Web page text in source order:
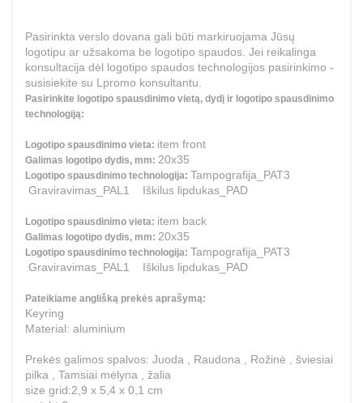
Pasirinkta verslo dovana gali būti markiruojama Jūsų
logotipu ar užsakoma be logotipo spaudos. Jei reikalinga
konsultacija dėl logotipo spaudos technologijos pasirinkimo -
susisiekite su Lpromo konsultantu.
Pasirinkite logotipo spausdinimo vietą, dydį ir logotipo spausdinimo
technologiją:
Logotipo spausdinimo vieta: item front
Galimas logotipo dydis, mm: 20x35
Logotipo spausdinimo technologija: Tampografija_PAT3
Graviravimas_PAL1 Iškilus lipdukas_PAD
Logotipo spausdinimo vieta: item back
Galimas logotipo dydis, mm: 20x35
Logotipo spausdinimo technologija: Tampografija_PAT3
Graviravimas_PAL1 Iškilus lipdukas_PAD
Pateikiame anglišką prekės aprašymą:
Keyring
Material: aluminium
Prekės galimos spalvos: Juoda , Raudona , Rožinė , šviesiai
pilka , Tamsiai mėlyna , žalia
size grid:2,9 x 5,4 x 0,1 cm